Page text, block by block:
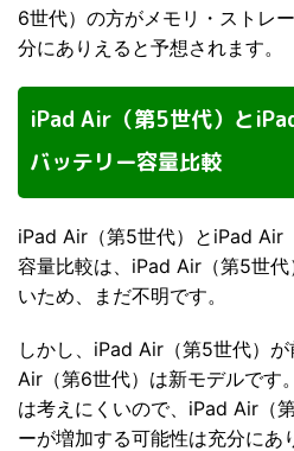
6世代）の方がメモリ・ストレ
分にありえると予想されます。
iPad Air（第5世代）と
バッテリー容量比較
iPad Air（第5世代）とiPad Air
容量比較は、iPad Air（第5世
いため、まだ不明です。
しかし、iPad Air（第5世代）
Air（第6世代）は新モデルです
は考えにくいので、iPad Air（
ーが増加する可能性は充分にあ